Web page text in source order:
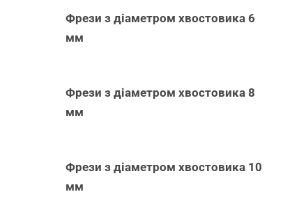
Фрези з діаметром хвостовика 6
мм
Фрези з діаметром хвостовика 8
мм
Фрези з діаметром хвостовика 10
мм